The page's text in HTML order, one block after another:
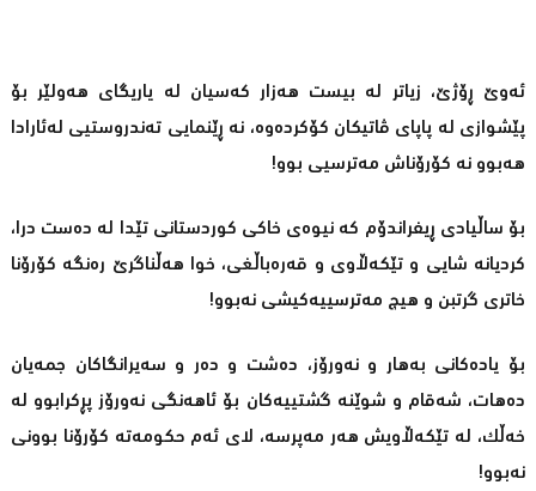
ئەوێ ڕۆژێ، زیاتر لە بیست هەزار کەسیان لە یاریگای هەولێر بۆ
پێشوازی لە پاپای ڤاتیکان کۆکردەوە، نە ڕێنمایی تەندروستیی لەئارادا
هەبوو نە کۆرۆناش مەترسیی بوو!
بۆ ساڵیادی ڕیفراندۆم کە نیوەی خاکی کوردستانی تێدا لە دەست درا،
کردیانە شایی و تێکەڵاوی و قەرەباڵغی، خوا هەڵناگرێ رەنگە کۆرۆنا
خاتری گرتبن و هیچ مەترسییەکیشی نەبوو!
بۆ یادەکانی بەهار و نەورۆز، دەشت و دەر و سەیرانگاکان جمەیان
دەهات، شەقام و شوێنە گشتییەکان بۆ ئاهەنگی نەورۆز پڕکرابوو لە
خەڵک، لە تێکەڵاویش هەر مەپرسە، لای ئەم حکومەتە کۆرۆنا بوونی
نەبوو!